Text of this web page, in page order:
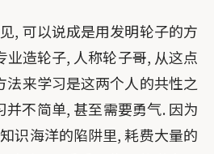
, 可以说成是用发明轮子的方
业造轮子, 人称轮子哥, 从这点
法来学习是这两个人的共性之
并不简单, 甚至需要勇气. 因为
识海洋的陷阱里, 耗费大量的